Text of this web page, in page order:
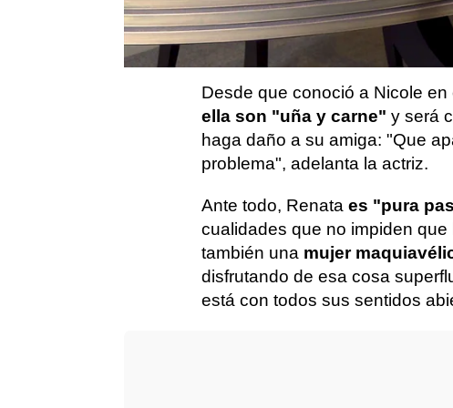
Belinda WashingtonenEva y
Desde que conoció a Nicole
ella son "uña y carne" y será
haga daño a su amiga: "Que
problema", adelanta la actriz.
Ante todo, Renata es "pura
cualidades que no impiden
también una mujer
disfrutando de esa cosa
está con todos sus sentidos